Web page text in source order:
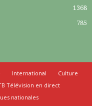
1368
785
International
Culture
Télévision en direct
nationales